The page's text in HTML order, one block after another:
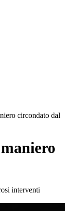
circondato dal
interventi